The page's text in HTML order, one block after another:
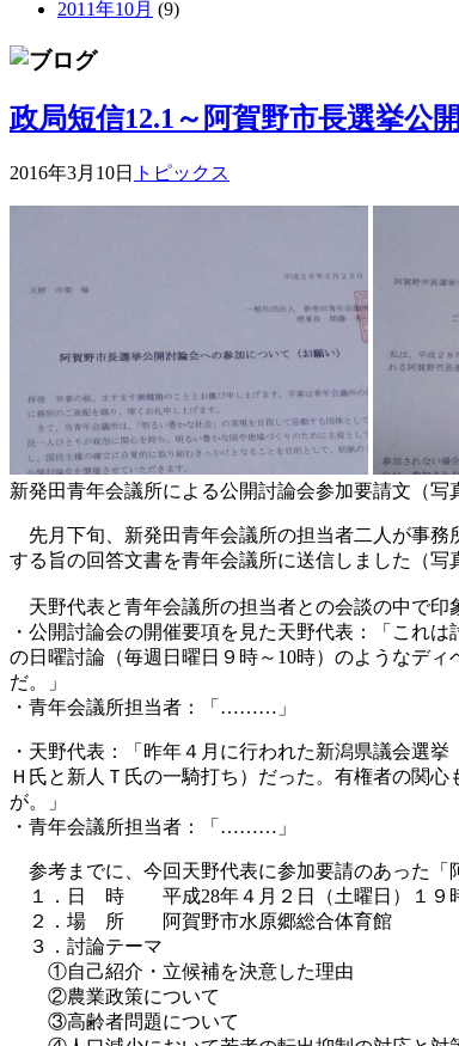
2011年10月 (9)
政局短信12.1～阿賀野市長選挙公
2016年3月10日 トピックス
新発田青年会議所による公開討論会参加要請文（写
先月下旬、新発田青年会議所の担当者二人が事務
する旨の回答文書を青年会議所に送信しました（写
天野代表と青年会議所の担当者との会談の中で印
・公開討論会の開催要項を見た天野代表：「これ
の日曜討論（毎週日曜日９時～10時）のようなデ
だ。」
・青年会議所担当者：「………」
・天野代表：「昨年４月に行われた新潟県議会選
Ｈ氏と新人Ｔ氏の一騎打ち）だった。有権者の関
が。」
・青年会議所担当者：「………」
参考までに、今回天野代表に参加要請のあった「
１．日 時 平成28年４月２日（土曜日）１９
２．場 所 阿賀野市水原郷総合体育館
３．討論テーマ
①自己紹介・立候補を決意した理由
②農業政策について
③高齢者問題について